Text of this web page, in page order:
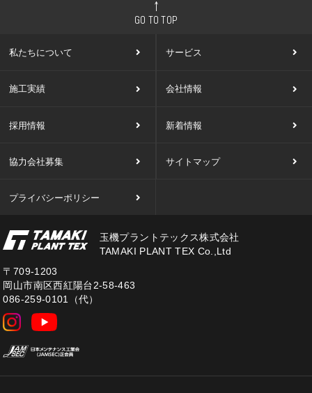
GO TO TOP
私たちについて サービス
施工実績 会社情報
採用情報 新着情報
協力会社募集 サイトマップ
プライバシーポリシー
玉機プラントテックス株式会社
TAMAKI PLANT TEX Co.,Ltd
〒709-1203
岡山市南区西紅陽台2-58-463
086-259-0101（代）